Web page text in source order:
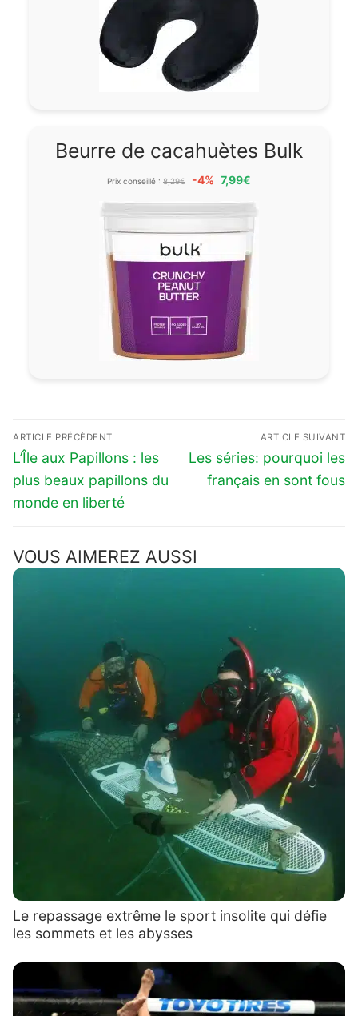
Beurre de cacahuètes Bulk
Prix conseillé : 8,29€ -4% 7,99€
Navigation
de
l’article
ARTICLE PRÉCÈDENT
Previous
post:
L’Île aux Papillons : les
plus beaux papillons du
monde en liberté
ARTICLE SUIVANT
Next
post:
Les séries: pourquoi les
français en sont fous
VOUS AIMEREZ AUSSI
Le repassage extrême le sport insolite qui défie
les sommets et les abysses